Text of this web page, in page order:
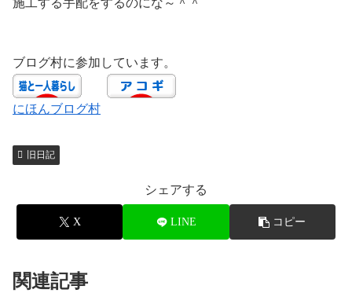
ブログ村に参加しています。
にほんブログ村
旧日記
シェアする
X LINE コピー
関連記事